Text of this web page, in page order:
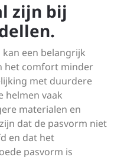
zijn bij
een belangrijk
het comfort minder
met duurdere
helmen vaak
materialen en
dat de pasvorm niet
en dat het
pasvorm is